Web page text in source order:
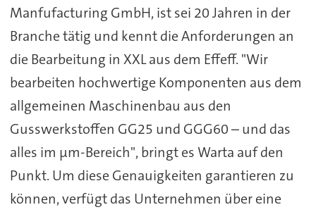
Manfufacturing GmbH, ist sei 20 Jahren in der
Branche tätig und kennt die Anforderungen an
die Bearbeitung in XXL aus dem Effeff. "Wir
bearbeiten hochwertige Komponenten aus dem
allgemeinen Maschinenbau aus den
Gusswerkstoffen GG25 und GGG60 – und das
alles im µm-Bereich", bringt es Warta auf den
Punkt. Um diese Genauigkeiten garantieren zu
können, verfügt das Unternehmen über eine